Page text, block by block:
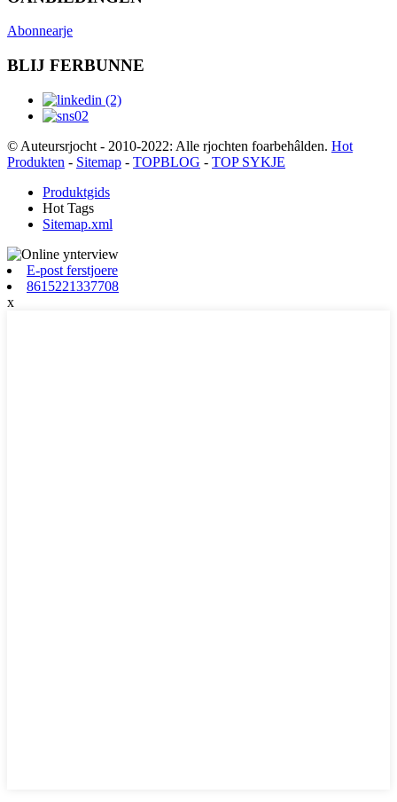
Abonnearje
BLIJ FERBUNNE
© Auteursrjocht - 2010-2022: Alle rjochten foarbehâlden. Hot
Produkten - Sitemap - TOPBLOG - TOP SYKJE
Produktgids
Hot Tags
Sitemap.xml
E-post ferstjoere
8615221337708
x